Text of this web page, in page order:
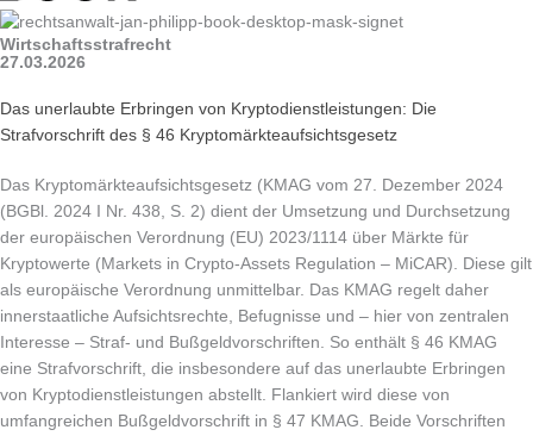
Wirtschaftsstrafrecht
27.03.2026
Das unerlaubte Erbringen von Kryptodienstleistungen: Die
Strafvorschrift des § 46 Kryptomärkteaufsichtsgesetz
Das Kryptomärkteaufsichtsgesetz (KMAG vom 27. Dezember 2024
(BGBl. 2024 I Nr. 438, S. 2) dient der Umsetzung und Durchsetzung
der europäischen Verordnung (EU) 2023/1114 über Märkte für
Kryptowerte (Markets in Crypto-Assets Regulation – MiCAR). Diese gilt
als europäische Verordnung unmittelbar. Das KMAG regelt daher
innerstaatliche Aufsichtsrechte, Befugnisse und – hier von zentralen
Interesse – Straf- und Bußgeldvorschriften. So enthält § 46 KMAG
eine Strafvorschrift, die insbesondere auf das unerlaubte Erbringen
von Kryptodienstleistungen abstellt. Flankiert wird diese von
umfangreichen Bußgeldvorschrift in § 47 KMAG. Beide Vorschriften